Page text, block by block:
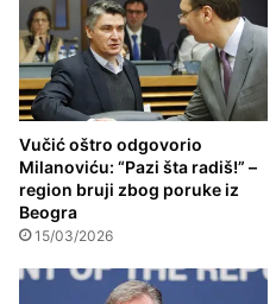
Vučić oštro odgovorio
Milanoviću: “Pazi šta radiš!” –
region bruji zbog poruke iz
Beogra
15/03/2026